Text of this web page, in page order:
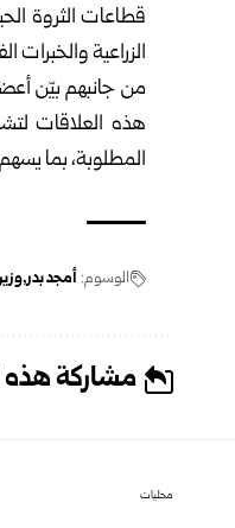
قطاعات الثروة
الزراعية والخبرات
من جانبهم بيّن
هذه العلاقات
المطلوبة، بما
الوسوم: أمجد بدر
مشاركة هذه
محليات